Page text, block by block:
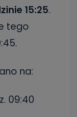
15:25.
tego
na:
09:40